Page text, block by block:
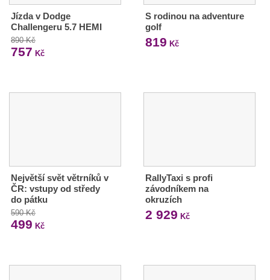
Jízda v Dodge
Challengeru 5.7 HEMI
890 Kč
757 Kč
S rodinou na adventure
golf
819 Kč
Největší svět větrníků v
ČR: vstupy od středy
do pátku
590 Kč
499 Kč
RallyTaxi s profi
závodníkem na
okruzích
2 929 Kč